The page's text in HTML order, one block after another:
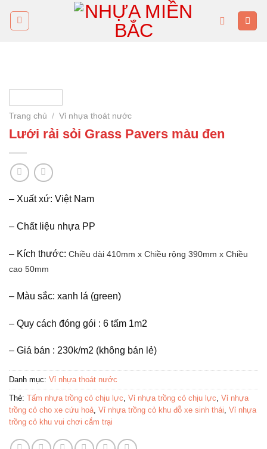
Trang chủ / Vỉ nhựa thoát nước
Lưới rải sỏi Grass Pavers màu đen
– Xuất xứ: Việt Nam
– Chất liệu nhựa PP
– Kích thước: Chiều dài 410mm x Chiều rộng 390mm x Chiều
cao 50mm
– Màu sắc: xanh lá (green)
– Quy cách đóng gói : 6 tấm 1m2
– Giá bán : 230k/m2 (không bán lẻ)
Danh mục: Vỉ nhựa thoát nước
Thẻ: Tấm nhựa trồng cỏ chịu lực, Vỉ nhựa trồng cỏ chịu lực, Vỉ nhựa
trồng cỏ cho xe cứu hoả, Vỉ nhựa trồng cỏ khu đỗ xe sinh thái, Vỉ nhựa
trồng cỏ khu vui chơi cắm trại